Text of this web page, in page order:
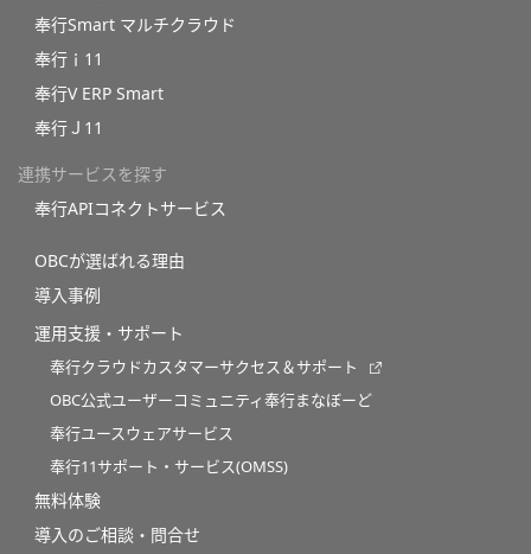
奉行Smart マルチクラウド
奉行ｉ11
奉行V ERP Smart
奉行Ｊ11
連携サービスを探す
奉行APIコネクトサービス
OBCが選ばれる理由
導入事例
運用支援・サポート
奉行クラウドカスタマーサクセス＆サポート
OBC公式ユーザーコミュニティ奉行まなぼーど
奉行ユースウェアサービス
奉行11サポート・サービス(OMSS)
無料体験
導入のご相談・問合せ